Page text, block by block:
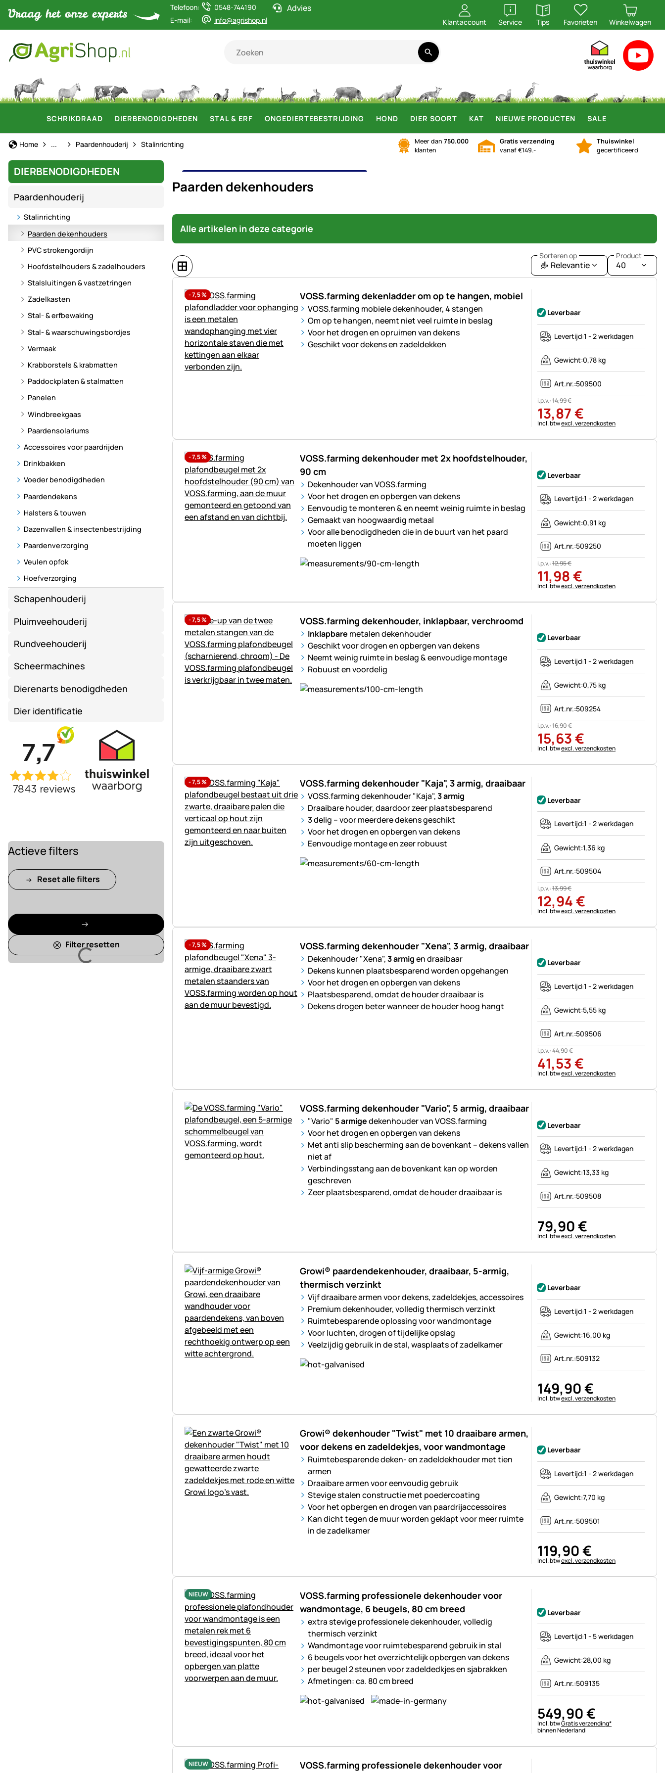
Telefoon:
0548-744190
E-mail:
info@agrishop.nl
Advies
Klantaccount Service
openen
Tips
openen
Favorieten Winkelwagen
SCHRIKDRAAD DIERBENODIGDHEDEN STAL & ERF ONGEDIERTEBESTRIJDING HOND DIER SOORT KAT NIEUWE PRODUCTEN SALE
Home Dierbenodigdheden
... Paardenhouderij Stalinrichting Meer dan750.000
klanten
Gratis verzending
vanaf €149.-
Thuiswinkel
gecertificeerd
DIERBENODIGDHEDEN
Paardenhouderij
Stalinrichting
Paarden dekenhouders
PVC strokengordijn
Hoofdstelhouders & zadelhouders
Stalsluitingen & vastzetringen
Zadelkasten
Stal- & erfbewaking
Stal- & waarschuwingsbordjes
Vermaak
Krabborstels & krabmatten
Paddockplaten & stalmatten
Panelen
Windbreekgaas
Paardensolariums
Accessoires voor paardrijden
Drinkbakken
Voeder benodigdheden
Paardendekens
Halsters & touwen
Dazenvallen & insectenbestrijding
Paardenverzorging
Veulen opfok
Hoefverzorging
Schapenhouderij
Pluimveehouderij
Rundveehouderij
Scheermachines
Dierenarts benodigdheden
Dier identificatie
Laden
Actieve filters
Reset alle filters
Filter resetten
PAARDEN DEKENHOUDERS
Paarden dekenhouders
Alle artikelen in deze categorie
Sorteren op
Relevantie
Product
40
-7,5% VOSS.farming dekenladder om op te hangen, mobiel
VOSS.farming mobiele dekenhouder, 4 stangen
Om op te hangen, neemt niet veel ruimte in beslag
Voor het drogen en opruimen van dekens
Geschikt voor dekens en zadeldekken
Leverbaar
Levertijd:1 - 2 werkdagen
Gewicht:0,78 kg
Art.nr.:509500
i.p.v.:14,99€
13,87€
Belastinginformatie:
Incl. btwexcl. verzendkosten
-7,5%
VOSS.farming dekenhouder met 2x hoofdstelhouder,
90 cm
Dekenhouder van VOSS.farming
Voor het drogen en opbergen van dekens
Eenvoudig te monteren & en neemt weinig ruimte in beslag
Gemaakt van hoogwaardig metaal
Voor alle benodigdheden die in de buurt van het paard
moeten liggen
Leverbaar
Levertijd:1 - 2 werkdagen
Gewicht:0,91 kg
Art.nr.:509250
i.p.v.:12,95€
11,98€
Belastinginformatie:
Incl. btwexcl. verzendkosten
-7,5% VOSS.farming dekenhouder, inklapbaar, verchroomd
Inklapbare metalen dekenhouder
Geschikt voor drogen en opbergen van dekens
Neemt weinig ruimte in beslag & eenvoudige montage
Robuust en voordelig
Leverbaar
Levertijd:1 - 2 werkdagen
Gewicht:0,75 kg
Art.nr.:509254
i.p.v.:16,90€
15,63€
Belastinginformatie:
Incl. btwexcl. verzendkosten
-7,5% VOSS.farming dekenhouder "Kaja", 3 armig, draaibaar
VOSS.farming dekenhouder "Kaja",3 armig
Draaibare houder, daardoor zeer plaatsbesparend
3 delig – voor meerdere dekens geschikt
Voor het drogen en opbergen van dekens
Eenvoudige montage en zeer robuust
Leverbaar
Levertijd:1 - 2 werkdagen
Gewicht:1,36 kg
Art.nr.:509504
i.p.v.:13,99€
12,94€
Belastinginformatie:
Incl. btwexcl. verzendkosten
-7,5% VOSS.farming dekenhouder "Xena", 3 armig, draaibaar
Dekenhouder "Xena",3 armigen draaibaar
Dekens kunnen plaatsbesparend worden opgehangen
Voor het drogen en opbergen van dekens
Plaatsbesparend, omdat de houder draaibaar is
Dekens drogen beter wanneer de houder hoog hangt
Leverbaar
Levertijd:1 - 2 werkdagen
Gewicht:5,55 kg
Art.nr.:509506
i.p.v.:44,90€
41,53€
Belastinginformatie:
Incl. btwexcl. verzendkosten
VOSS.farming dekenhouder "Vario", 5 armig, draaibaar
"Vario" 5 armigedekenhouder van VOSS.farming
Voor het drogen en opbergen van dekens
Met anti slip bescherming aan de bovenkant – dekens vallen
niet af
Verbindingsstang aan de bovenkant kan op worden
geschreven
Zeer plaatsbesparend, omdat de houder draaibaar is
Leverbaar
Levertijd:1 - 2 werkdagen
Gewicht:13,33 kg
Art.nr.:509508
79,90€
Belastinginformatie:
Incl. btwexcl. verzendkosten
Growi® paardendekenhouder, draaibaar, 5-armig,
thermisch verzinkt
Vijf draaibare armen voor dekens, zadeldekjes, accessoires
Premium dekenhouder, volledig thermisch verzinkt
Ruimtebesparende oplossing voor wandmontage
Voor luchten, drogen of tijdelijke opslag
Veelzijdig gebruik in de stal, wasplaats of zadelkamer
Leverbaar
Levertijd:1 - 2 werkdagen
Gewicht:16,00 kg
Art.nr.:509132
149,90€
Belastinginformatie:
Incl. btwexcl. verzendkosten
Growi® dekenhouder "Twist" met 10 draaibare armen,
voor dekens en zadeldekjes, voor wandmontage
Ruimtebesparende deken- en zadeldekhouder met tien
armen
Draaibare armen voor eenvoudig gebruik
Stevige stalen constructie met poedercoating
Voor het opbergen en drogen van paardrijaccessoires
Kan dicht tegen de muur worden geklapt voor meer ruimte
in de zadelkamer
Leverbaar
Levertijd:1 - 2 werkdagen
Gewicht:7,70 kg
Art.nr.:509501
119,90€
Belastinginformatie:
Incl. btwexcl. verzendkosten
NIEUW
VOSS.farming professionele dekenhouder voor
wandmontage, 6 beugels, 80 cm breed
extra stevige professionele dekenhouder, volledig
thermisch verzinkt
Wandmontage voor ruimtebesparend gebruik in stal
6 beugels voor het overzichtelijk opbergen van dekens
per beugel 2 steunen voor zadeldedkjes en sjabrakken
Afmetingen: ca. 80 cm breed
Leverbaar
Levertijd:1 - 5 werkdagen
Gewicht:28,00 kg
Art.nr.:509135
549,90€
Belastinginformatie:
Incl. btwGratis verzending*
binnen Nederland
NIEUW
VOSS.farming professionele dekenhouder voor